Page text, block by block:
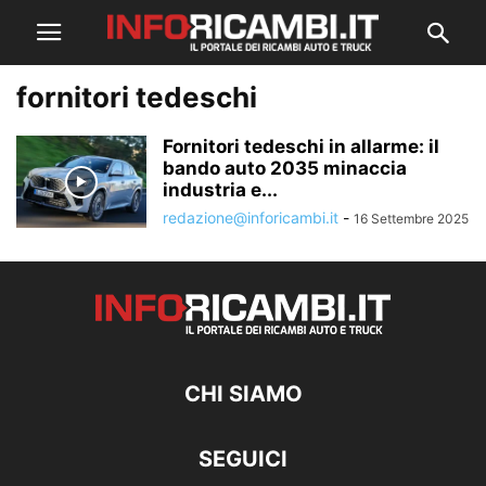
fornitori tedeschi
Fornitori tedeschi in allarme: il
bando auto 2035 minaccia
industria e...
redazione@inforicambi.it - 16 Settembre 2025
CHI SIAMO
SEGUICI